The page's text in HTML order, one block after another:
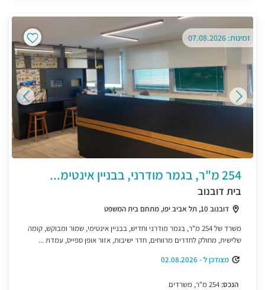
זמינות: 07.08.2026
254 מ"ר, בגמר מודרני, בבניין אינטימ...
בית דובנוב
דובנוב 10, תל אביב יפו, מתחם בית המשפט
משרד של 254 מ"ר, בגמר מודרני וחדיש, בבניין אינטימי, שמור ומבוקש, קומה
שלישית, מחולק לחדרים מרווחים, חדר ישיבות, אזור אופן ספייס, עמדת ...
מצודכן ל - 02.08.2026
הנכס: